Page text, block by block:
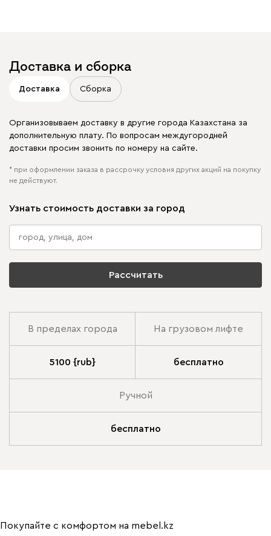
Доставка и сборка
Доставка Сборка
Организовываем доставку в другие города Казахстана за
дополнительную плату. По вопросам междугородней
доставки просим звонить по номеру на сайте.
* при оформлении заказа в рассрочку условия других акций на покупку
не действуют.
Узнать стоимость доставки за город
Рассчитать
В пределах города На грузовом лифте
5100 {rub} бесплатно
Ручной
бесплатно
Покупайте с комфортом на mebel.kz